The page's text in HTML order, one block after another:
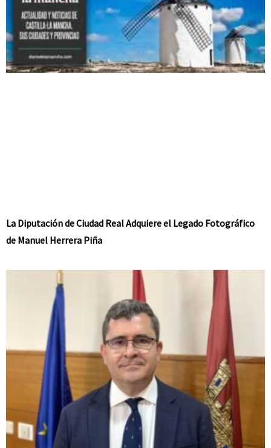
La Diputación de Ciudad Real Adquiere el Legado Fotográfico
de Manuel Herrera Piña